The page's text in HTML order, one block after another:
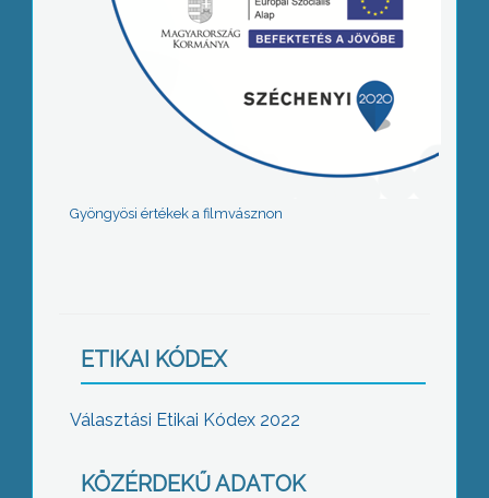
Gyöngyösi értékek a filmvásznon
ETIKAI KÓDEX
Választási Etikai Kódex 2022
KÖZÉRDEKŰ ADATOK